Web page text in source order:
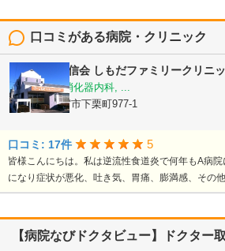
口コミがある病院・クリニック
医療法人 結信会 しもだファミリークリニ
内科, 外科, 消化器内科, ...
栃木県宇都宮市下栗町977-1
口コミ: 17件 5
皆様こんにちは。私は逆流性食道炎で何年もA病
になり症状が悪化、吐き気、胃痛、膨満感、その
【病院なびドクタビュー】ドクター